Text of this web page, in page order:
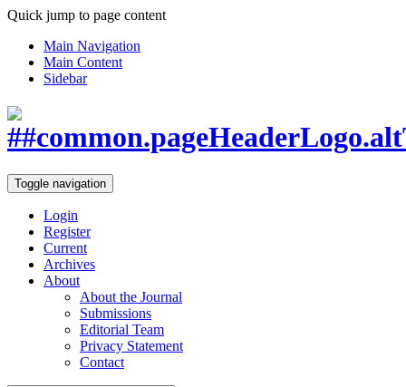
Quick jump to page content
Main Navigation
Main Content
Sidebar
Toggle navigation
Login
Register
Current
Archives
About
About the Journal
Submissions
Editorial Team
Privacy Statement
Contact